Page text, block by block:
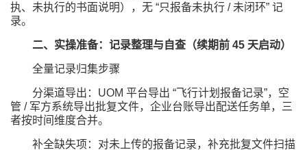
执、未执行的书面说明），无 “只报备未执行 / 未闭环” 记
录。
二、实操准备：记录整理与自查（续期前 45 天启动）
全量记录归集步骤
分渠道导出：UOM 平台导出 “飞行计划报备记录”，空
管 / 军方系统导出批复文件，企业台账导出配送任务单，三
者按时间维度合并。
补全缺失项：对未上传的报备记录，补充批复文件扫描